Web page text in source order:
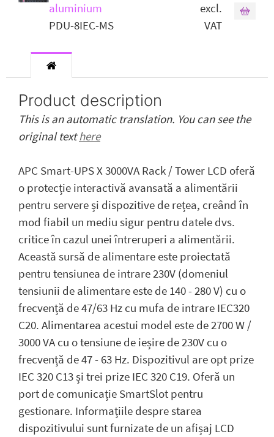
aluminium
PDU-8IEC-MS
excl.
VAT
Product description
This is an automatic translation. You can see the
original texthere
APC Smart-UPS X 3000VA Rack / Tower LCD oferă
o protecție interactivă avansată a alimentării
pentru servere și dispozitive de rețea, creând în
mod fiabil un mediu sigur pentru datele dvs.
critice în cazul unei întreruperi a alimentării.
Această sursă de alimentare este proiectată
pentru tensiunea de intrare 230V (domeniul
tensiunii de alimentare este de 140 - 280 V) cu o
frecvență de 47/63 Hz cu mufa de intrare IEC320
C20. Alimentarea acestui model este de 2700 W /
3000 VA cu o tensiune de ieșire de 230V cu o
frecvență de 47 - 63 Hz. Dispozitivul are opt prize
IEC 320 C13 și trei prize IEC 320 C19. Oferă un
port de comunicație SmartSlot pentru
gestionare. Informațiile despre starea
dispozitivului sunt furnizate de un afișaj LCD